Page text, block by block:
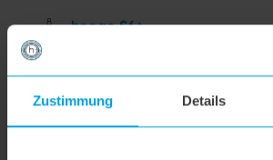
Zustimmung Details
hoogo S6+